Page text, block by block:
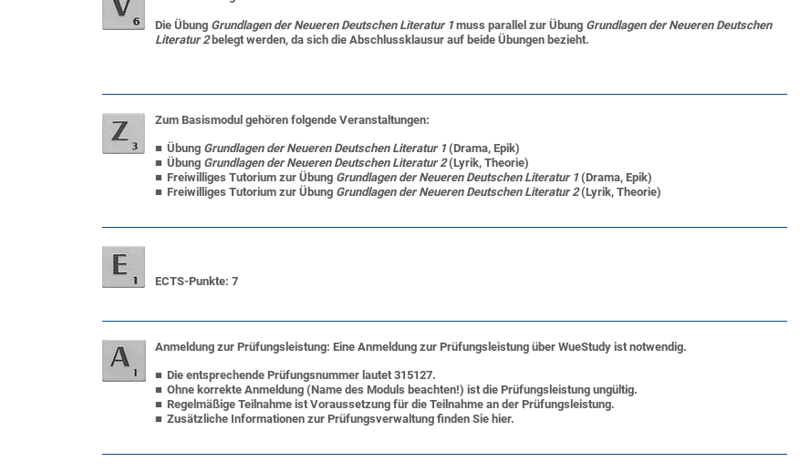
Die Übung Grundlagen der Neueren Deutschen Literatur 1muss parallel zur Übung Grundlagen der Neueren Deutschen
Literatur 2belegt werden, da sich die Abschlussklausur auf beide Übungen bezieht.
Zum Basismodul gehören folgende Veranstaltungen:
Übung Grundlagen der Neueren Deutschen Literatur 1(Drama, Epik)
Übung Grundlagen der Neueren Deutschen Literatur 2(Lyrik, Theorie)
Freiwilliges Tutorium zur Übung Grundlagen der Neueren Deutschen Literatur 1(Drama, Epik)
Freiwilliges Tutorium zur Übung Grundlagen der Neueren Deutschen Literatur2(Lyrik, Theorie)
ECTS-Punkte: 7
Anmeldung zur Prüfungsleistung: Eine Anmeldung zur Prüfungsleistung über WueStudy ist notwendig.
Die entsprechende Prüfungsnummer lautet 315127.
Ohne korrekte Anmeldung (Name des Moduls beachten!) ist die Prüfungsleistung ungültig.
Regelmäßige Teilnahme ist Voraussetzung für die Teilnahme an der Prüfungsleistung.
Zusätzliche Informationen zur Prüfungsverwaltung finden Sie hier.